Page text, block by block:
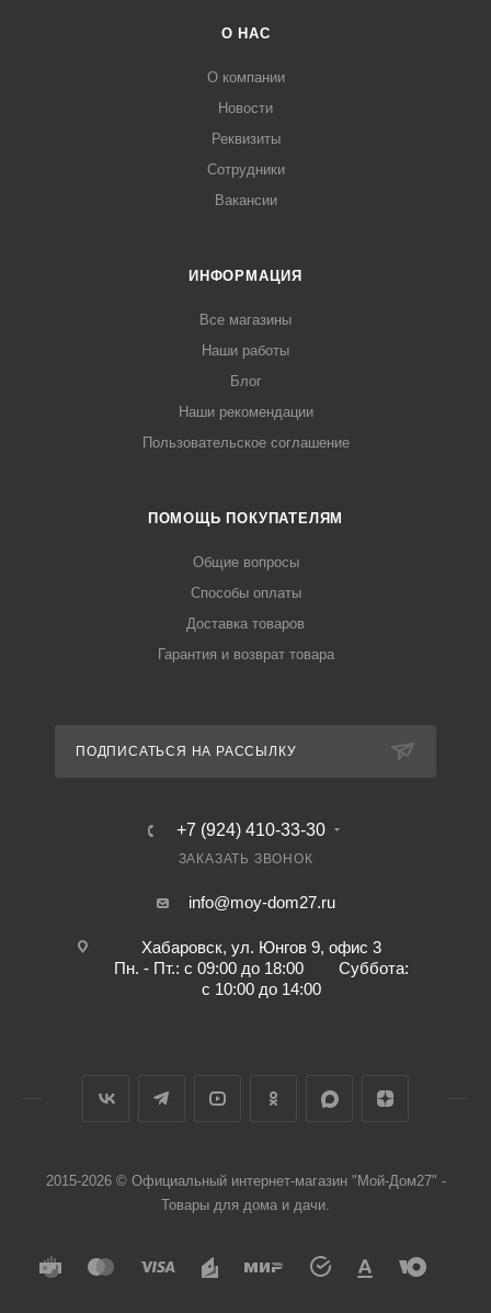
О НАС
О компании
Новости
Реквизиты
Сотрудники
Вакансии
ИНФОРМАЦИЯ
Все магазины
Наши работы
Блог
Наши рекомендации
Пользовательское соглашение
ПОМОЩЬ ПОКУПАТЕЛЯМ
Общие вопросы
Способы оплаты
Доставка товаров
Гарантия и возврат товара
ПОДПИСАТЬСЯ НА РАССЫЛКУ
+7 (924) 410-33-30
ЗАКАЗАТЬ ЗВОНОК
info@moy-dom27.ru
Хабаровск, ул. Юнгов 9, офис 3
Пн. - Пт.: с 09:00 до 18:00 Суббота:
с 10:00 до 14:00
2015-2026 © Официальный интернет-магазин "Мой-Дом27" -
Товары для дома и дачи.